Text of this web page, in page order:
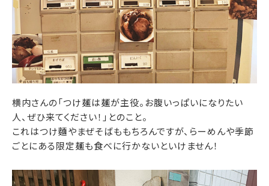
横内さんの「つけ麺は麺が主役。お腹いっぱいになりたい
人、ぜひ来てください！」とのこと。
これはつけ麵やまぜそばももちろんですが、らーめんや季節
ごとにある限定麺も食べに行かないといけません！